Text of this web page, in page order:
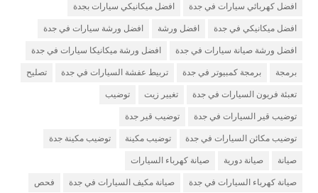
افضل كهربائي سيارات في جدة افضل ميكانيكي سيارات بجدة
افضل ميكانيكي في جدة افضل ورشة افضل ورشة سيارات في جدة
افضل ورشة صيانة سيارات في جدة افضل ورشة ميكانيكا سيارات في جدة
برمجة برمجة كمبيوتر في جدة تربيط عفشة السيارات في جدة تصليح
تعبئة فريون السيارات في جدة تغيير زيت توضيب
توضيب قير السيارات في جدة توضيب قير جدة
توضيب مكائن السيارات في جدة توضيب مكينة توضيب مكينة جدة
صيانة صيانة دورية صيانة كهرباء السيارات
صيانة كهرباء السيارات في جدة صيانة مكيف السيارات في جدة فحص